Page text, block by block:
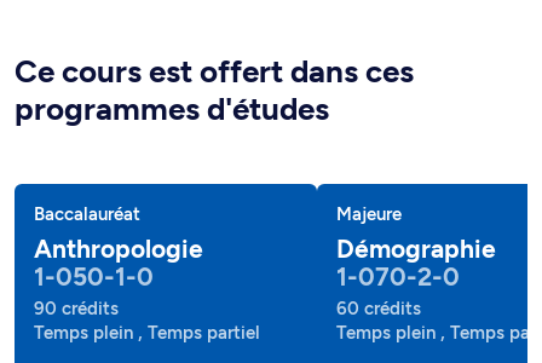
Ce cours est offert dans ces
programmes d'études
Baccalauréat
Anthropologie
1-050-1-0
90 crédits
Temps plein , Temps partiel
Majeure
Démographie
1-070-2-0
60 crédits
Temps plein , Temps